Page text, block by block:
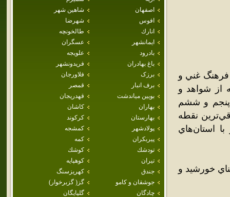
اصفهان
شاهين شهر
افوس
شهرضا
انارك
طالخونچه
ايمانشهر
عسگران
بادرود
علويجه
باغ بهادران
فريدونشهر
برزک
فلاورجان
برف انبار
قمصر
بويين مياندشت
قهدريجان
بهاران
كاشان
بهارستان
كركوند
پولادشهر
كمشجه
پيربكران
كمه
تودشك
كوشك
تيران
كوهپايه
جندق
كهريزسنگ
جوشقان و كامو
گز( گزبرخوار)
چادگان
گلپايگان
فرهنگ غني و
از شواهد و
پنجم و ششم
نقطه
دريا 845 متر است و با استان‌هاي
خورشيد و